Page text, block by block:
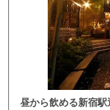
昼から飲める新宿